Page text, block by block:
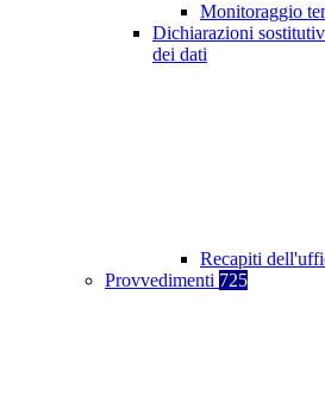
Monitoraggio
Dichiarazioni
dei dati
Recapiti
Provvedimenti 725